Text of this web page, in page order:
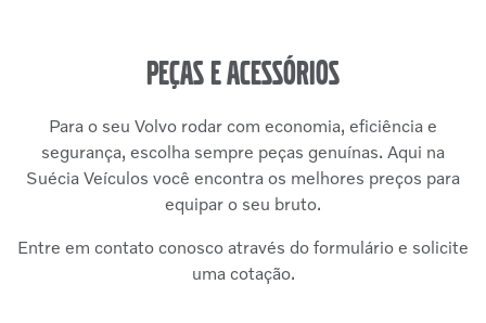
Peças e Acessórios
Para o seu Volvo rodar com economia, eficiência e
segurança, escolha sempre peças genuínas. Aqui na
Suécia Veículos você encontra os melhores preços para
equipar o seu bruto.
Entre em contato conosco através do formulário e solicite
uma cotação.